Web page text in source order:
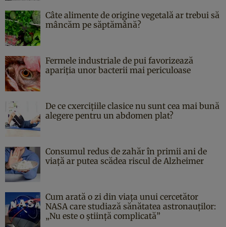
Câte alimente de origine vegetală ar trebui să
mâncăm pe săptămână?
Fermele industriale de pui favorizează
apariția unor bacterii mai periculoase
De ce cxercițiile clasice nu sunt cea mai bună
alegere pentru un abdomen plat?
Consumul redus de zahăr în primii ani de
viață ar putea scădea riscul de Alzheimer
Cum arată o zi din viața unui cercetător
NASA care studiază sănătatea astronauților:
„Nu este o știință complicată”